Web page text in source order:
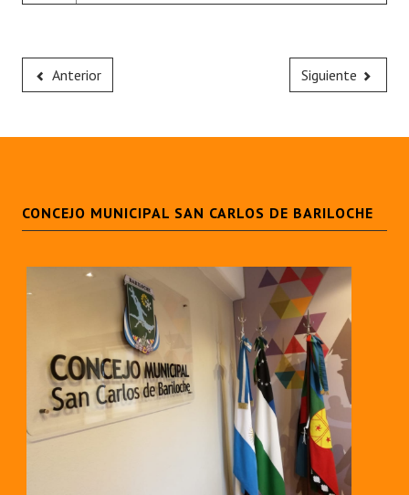
Anterior Siguiente
CONCEJO MUNICIPAL SAN CARLOS DE BARILOCHE